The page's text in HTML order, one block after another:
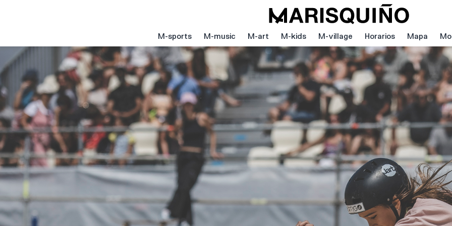
M-sports M-music M-art M-kids M-village Horarios Mapa